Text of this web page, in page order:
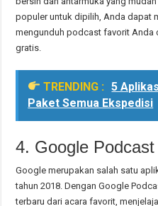
populer untuk dipilih, Anda dapat
mengunduh podcast favorit Anda
gratis.
TRENDING :
5
Paket Semua Ekspedisi
4. Google Podcast
Google merupakan salah satu
tahun 2018. Dengan Google
terbaru dari acara favorit,